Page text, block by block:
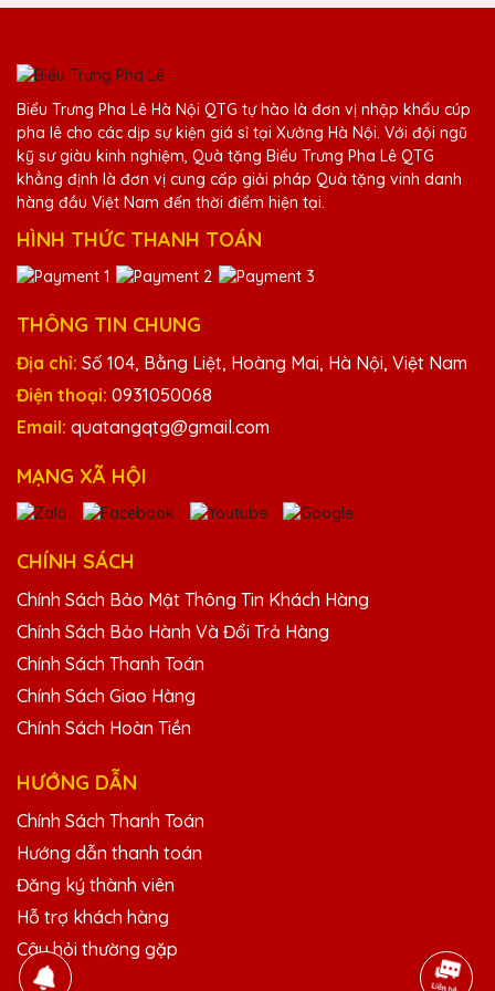
25/11/2025
Kỷ niệm chương pha lê từ Quà Tặng Pha Lê
QTG luôn làm tôi hài lòng. Sản phẩm chất
lượng cao và dịch vụ chuyên nghiệp.
Nguyễn Thị Hậu
25/11/2025
Tôi rất ấn tượng với chất lượng cúp pha lê
mã đến chất lượng!
Đặng Thị Lan
25/11/2025
Sản phẩm cúp pha lê của Quà Tặng Pha
lượng và thiết kế.
Vũ Văn Sơn
25/11/2025
Dịch vụ của Quà Tặng Pha Lê QTG rất tốt,
từ khâu tư vấn đến giao hàng đều rất
Đặng Văn Hưng
25/11/2025
những chiếc cúp pha lê đẹp đến thế. Tôi
thực sự rất ấn tượng!
Biểu Trưng Pha Lê Hà Nội QTG tự hào là đơn vị nhập khẩu cúp
pha lê cho các dịp sự kiện giá sỉ tại Xưởng Hà Nội. Với đội ngũ
kỹ sư giàu kinh nghiệm, Quà tặng Biểu Trưng Pha Lê QTG
khẳng định là đơn vị cung cấp giải pháp Quà tặng vinh danh
hàng đầu Việt Nam đến thời điểm hiện tại.
HÌNH THỨC THANH TOÁN
THÔNG TIN CHUNG
Địa chỉ: Số 104, Bằng Liệt, Hoàng Mai, Hà Nội, Việt Nam
Điện thoại: 0931050068
Email: quatangqtg@gmail.com
MẠNG XÃ HỘI
CHÍNH SÁCH
Chính Sách Bảo Mật Thông Tin Khách Hàng
Chính Sách Bảo Hành Và Đổi Trả Hàng
Chính Sách Thanh Toán
Chính Sách Giao Hàng
Chính Sách Hoàn Tiền
HƯỚNG DẪN
Chính Sách Thanh Toán
Hướng dẫn thanh toán
Đăng ký thành viên
Hỗ trợ khách hàng
Câu hỏi thường gặp